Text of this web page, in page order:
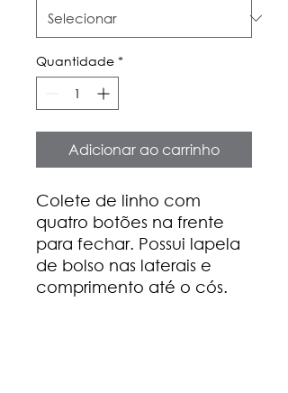
Quantidade *
Adicionar ao carrinho
Colete de linho com
quatro botões na frente
para fechar. Possui lapela
de bolso nas laterais e
comprimento até o cós.